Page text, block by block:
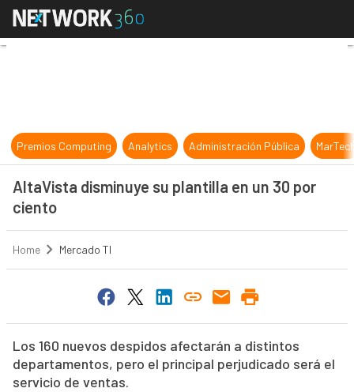
AltaVista disminuye su plantilla en
Premios Computing Analytics Administración Pública
AltaVista disminuye su plantilla en un 30 por
ciento
Home Mercado TI
Los 160 nuevos despidos afectarán a distintos
departamentos, pero el principal perjudicado será el
servicio de ventas.